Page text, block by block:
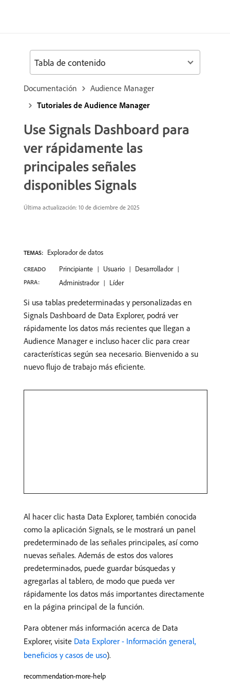
Documentación
Audience Manager
Tutoriales de Audience Manager
Use Signals Dashboard para
ver rápidamente las
principales señales
disponibles Signals
Última actualización: 10 de diciembre de 2025
TEMAS: Explorador de datos
CREADO
PARA:
Principiante Usuario
Desarrollador
Administrador
Líder
Si usa tablas predeterminadas y personalizadas en
Signals Dashboard de Data Explorer, podrá ver
rápidamente los datos más recientes que llegan a
Audience Manager e incluso hacer clic para crear
características según sea necesario. Bienvenido a su
nuevo flujo de trabajo más eficiente.
Al hacer clic hasta Data Explorer, también conocida
como la aplicación Signals, se le mostrará un panel
predeterminado de las señales principales, así como
nuevas señales. Además de estos dos valores
predeterminados, puede guardar búsquedas y
agregarlas al tablero, de modo que pueda ver
rápidamente los datos más importantes directamente
en la página principal de la función.
Para obtener más información acerca de Data
Explorer, visite Data Explorer - Información general,
beneficios y casos de uso).
recommendation-more-help
Tabla de contenido